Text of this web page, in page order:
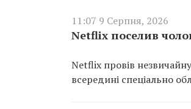
11:07 9 Серпня, 2026
Netflix поселив
Netflix провів
всередині спеціально